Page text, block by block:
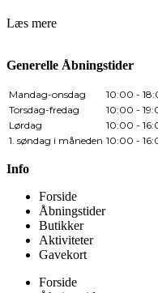
Læs mere
Generelle Åbningstider
Mandag-onsdag
10:00 -
Torsdag-fredag
10:00 -
Lørdag
10:00 -
1. søndag i måneden 10:00 -
Info
Forside
Åbningstider
Butikker
Aktiviteter
Gavekort
Forside